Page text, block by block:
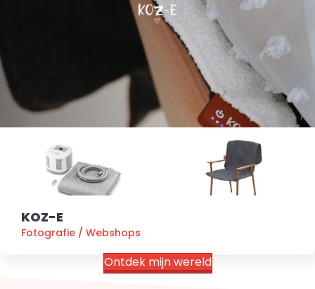
KOZ-E
Fotografie / Webshops
Ontdek mijn wereld